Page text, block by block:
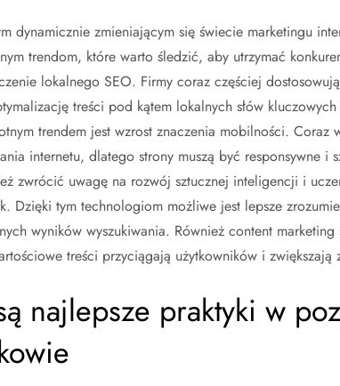
dynamicznie zmieniającym się świecie marketingu
trendom, które warto śledzić, aby utrzymać
lokalnego SEO. Firmy coraz częściej
treści pod kątem lokalnych słów
trendem jest wzrost znaczenia mobilności.
internetu, dlatego strony muszą być responsywne i
zwrócić uwagę na rozwój sztucznej inteligencji i
Dzięki tym technologiom możliwe jest lepsze
wyników wyszukiwania. Również content
treści przyciągają użytkowników i zwiększają
najlepsze praktyki w